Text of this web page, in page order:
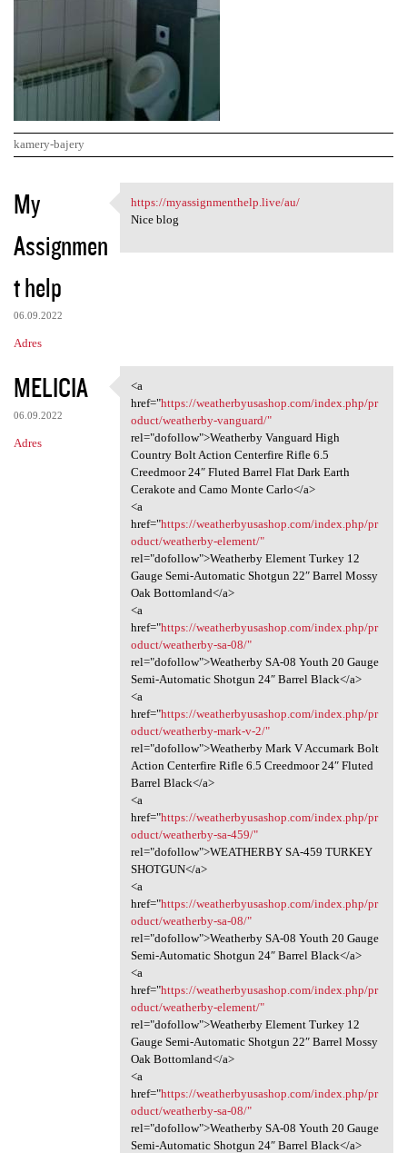
kamery-bajery
K
o
m
n
t
a
r
z
e
My
Assignmen
t help
06.09.2022
Adres
https://myassignmenthelp.live
https://myassignmenthelp.live/au/
Nice blog
MELICIA
06.09.2022
Adres
<a href="https:/
<a
href="https://weatherbyusashop.com/index.php/pr
oduct/weatherby-vanguard/"
rel="dofollow">Weatherby Vanguard High
Country Bolt Action Centerfire Rifle 6.5
Creedmoor 24″ Fluted Barrel Flat Dark Earth
Cerakote and Camo Monte Carlo</a>
<a
href="https://weatherbyusashop.com/index.php/pr
oduct/weatherby-element/"
rel="dofollow">Weatherby Element Turkey 12
Gauge Semi-Automatic Shotgun 22″ Barrel Mossy
Oak Bottomland</a>
<a
href="https://weatherbyusashop.com/index.php/pr
oduct/weatherby-sa-08/"
rel="dofollow">Weatherby SA-08 Youth 20 Gauge
Semi-Automatic Shotgun 24″ Barrel Black</a>
<a
href="https://weatherbyusashop.com/index.php/pr
oduct/weatherby-mark-v-2/"
rel="dofollow">Weatherby Mark V Accumark Bolt
Action Centerfire Rifle 6.5 Creedmoor 24″ Fluted
Barrel Black</a>
<a
href="https://weatherbyusashop.com/index.php/pr
oduct/weatherby-sa-459/"
rel="dofollow">WEATHERBY SA-459 TURKEY
SHOTGUN</a>
<a
href="https://weatherbyusashop.com/index.php/pr
oduct/weatherby-sa-08/"
rel="dofollow">Weatherby SA-08 Youth 20 Gauge
Semi-Automatic Shotgun 24″ Barrel Black</a>
<a
href="https://weatherbyusashop.com/index.php/pr
oduct/weatherby-element/"
rel="dofollow">Weatherby Element Turkey 12
Gauge Semi-Automatic Shotgun 22″ Barrel Mossy
Oak Bottomland</a>
<a
href="https://weatherbyusashop.com/index.php/pr
oduct/weatherby-sa-08/"
rel="dofollow">Weatherby SA-08 Youth 20 Gauge
Semi-Automatic Shotgun 24″ Barrel Black</a>